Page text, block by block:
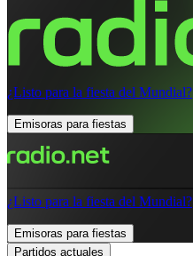
¿Listo para la fiesta del Mundial?
Emisoras para fiestas
¿Listo para la fiesta del Mundial?
Emisoras para fiestas
Partidos actuales